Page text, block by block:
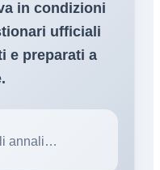
in condizioni
ufficiali
e preparati a
annali…